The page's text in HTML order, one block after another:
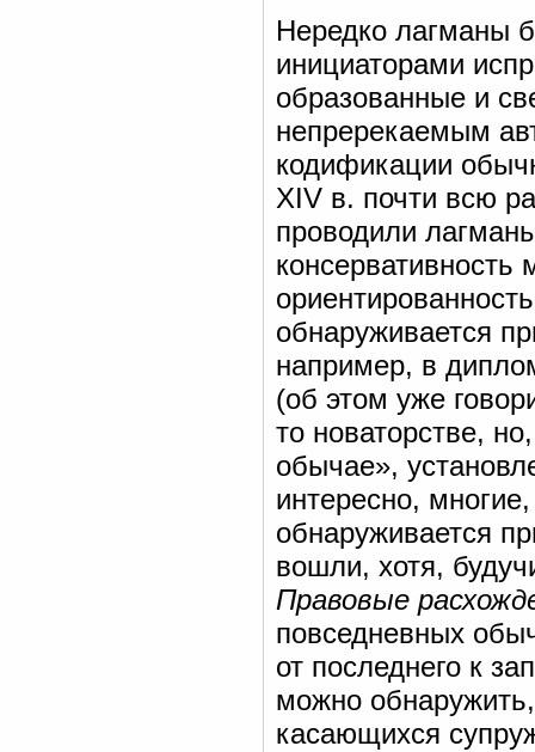
Нередко лагманы
инициаторами
образованные и
непререкаемым
кодификации
XIV в. почти всю
проводили
консервативность
обнаруживается
например, в
(об этом уже
то новаторстве,
обычае»,
интересно,
обнаруживается
вошли, хотя,
Правовые
повседневных
от последнего к
можно
касающихся